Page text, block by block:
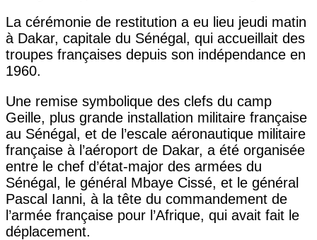
La cérémonie de restitution a eu lieu jeudi matin
à Dakar, capitale du Sénégal, qui accueillait des
troupes françaises depuis son indépendance en
1960.
Une remise symbolique des clefs du camp
Geille, plus grande installation militaire française
au Sénégal, et de l’escale aéronautique militaire
française à l’aéroport de Dakar, a été organisée
entre le chef d’état-major des armées du
Sénégal, le général Mbaye Cissé, et le général
Pascal Ianni, à la tête du commandement de
l’armée française pour l’Afrique, qui avait fait le
déplacement.